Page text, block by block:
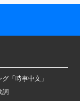
グ「時事中文」
詞